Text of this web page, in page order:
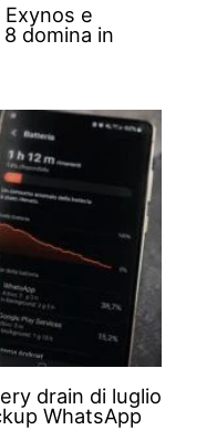
Exynos e
domina in
drain di luglio
WhatsApp